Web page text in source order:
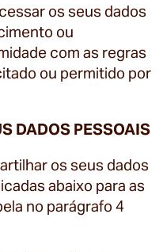
os seus dados
ou
com as regras
ou permitido por
DADOS PESSOAIS
os seus dados
abaixo para as
no parágrafo 4